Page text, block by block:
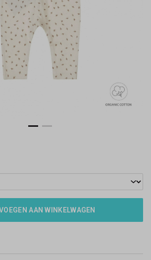
AAN WINKELWAGEN